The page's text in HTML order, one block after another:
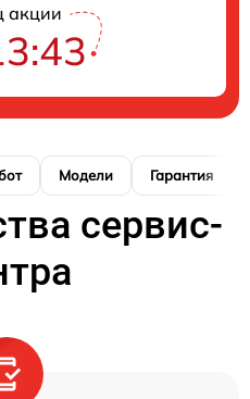
акции
Модели Гарантия
сервис-